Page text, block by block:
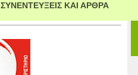
ΣΥΝΕΝΤΕΥΞΕΙΣ ΚΑΙ ΑΡΘΡΑ